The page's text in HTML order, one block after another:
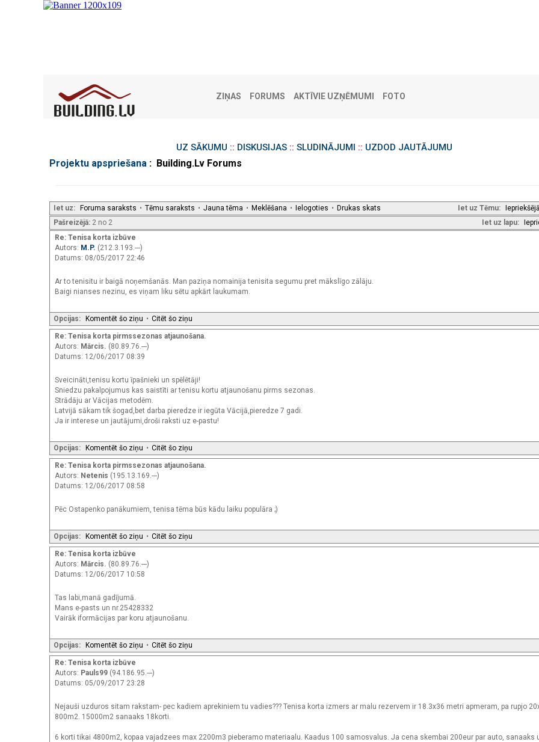
ZIŅAS FORUMS AKTĪVIE UZŅĒMUMI FOTO
UZ SĀKUMU :: DISKUSIJAS:: SLUDINĀJUMI :: UZDOD JAUTĀJUMU
Projektu apspriešana : Building.Lv Forums
Iet uz Tēmu: Iepriekšējā
Iet uz: Foruma saraksts • Tēmu saraksts • Jauna tēma • Meklēšana • Ielogoties • Drukas skats
Iet uz lapu:
Pašreizējā: 2 no 2
Re: Tenisa korta izbūve
Autors: M.P. (212.3.193.---)
Datums: 08/05/2017 22:46
Ar to tenisitu ir baigā noņemšanās. Man paziņa nomainija tenisita segumu pret mākslīgo zālāju.
Baigi nianses nezinu, es viņam liku sētu apkārt laukumam.
Opcijas: Komentēt šo ziņu • Citēt šo ziņu
Re: Tenisa korta pirmssezonas atjaunošana.
Autors: Mārcis. (80.89.76.---)
Datums: 12/06/2017 08:39
Sveicināti,tenisu kortu īpašnieki un spēlētāji!
Sniedzu pakalpojumus kas saistīti ar tenisu kortu atjaunošanu pirms sezonas.
Strādāju ar Vācijas metodēm.
Latvijā sākam tik šogad,bet darba pieredze ir iegūta Vācijā,pieredze 7 gadi.
Ja ir interese un jautājumi,droši raksti uz e-pastu!
Opcijas: Komentēt šo ziņu • Citēt šo ziņu
Re: Tenisa korta pirmssezonas atjaunošana.
Autors: Netenis (195.13.169.---)
Datums: 12/06/2017 08:58
Pēc Ostapenko panākumiem, tenisa tēma būs kādu laiku populāra ;)
Opcijas: Komentēt šo ziņu • Citēt šo ziņu
Re: Tenisa korta izbūve
Autors: Mārcis. (80.89.76.---)
Datums: 12/06/2017 10:58
Tas labi,manā gadījumā.
Mans e-pasts un nr.25428332
Vairāk iformācijas par koru atjaunošanu.
Opcijas: Komentēt šo ziņu • Citēt šo ziņu
Re: Tenisa korta izbūve
Autors: Pauls99 (94.186.95.---)
Datums: 05/09/2017 23:28
Nejauši uzduros sitam rakstam- pec kadiem aprekiniem tu vadies??? Tenisa korta izmers ar malu rezervem ir 18.3x36 metri apmeram, pa rupjo
800m2. 15000m2 sanaaks 18korti.
6 korti tikai 4800m2, kopaa vajadzees max 2200m3 pieberamo materiaalu. Kaadus 100 samosvalus. Ja cena skembai 200eur par auto, sanaaks